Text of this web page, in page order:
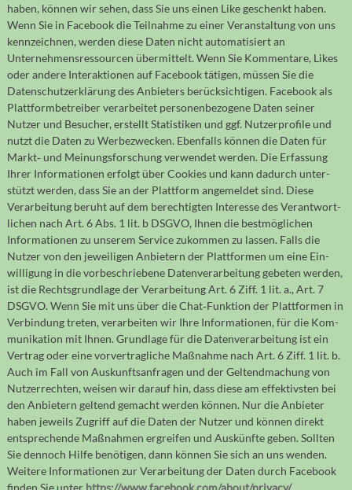
haben, können wir sehen, dass Sie uns einen Like geschenkt haben.
Wenn Sie in Facebook die Teil­nahme zu einer Ver­anstaltung von uns
kenn­zeichnen, werden diese Daten nicht auto­ma­tisiert an
Unternehmens­ressourcen übermittelt. Wenn Sie Kommen­tare, Likes
oder andere Inter­aktionen auf Facebook tätigen, müssen Sie die
Daten­schutz­erklärung des Anbieters berück­sichtigen. Facebook als
Platt­form­be­treiber verar­beitet personen­bezogene Daten seiner
Nutzer und Besucher, erstellt Statis­tiken und ggf. Nutzer­profile und
nutzt die Daten zu Werbe­zwecken. Eben­falls können die Daten für
Markt‐ und Meinungs­forschung ver­wen­det werden. Die Erfassung
Ihrer Infor­ma­tionen erfolgt über Cookies und kann da­durch unter­
stützt werden, dass Sie an der Platt­form ange­meldet sind. Diese
Verar­beitung beruht auf dem berech­tigten Interesse des Verant­wort­
lichen nach Art. 6 Abs. 1 lit. b DSGVO, Ihnen die best­möglichen
Informa­tionen zu unserem Service zu­kommen zu lassen. Falls die
Nutzer von den jewei­ligen Anbietern der Platt­formen um eine Ein­
willigung in die vorbe­schriebene Daten­verar­beitung ge­beten werden,
ist die Rechts­grundlage der Verar­bei­tung Art. 6 Ziff. 1 lit. a., Art. 7
DSGVO. Wenn Sie mit uns über die Chat‐Funktion der Platt­formen in
Verbin­dung treten, verar­beiten wir Ihre Infor­ma­tionen, für die Kom­
mu­ni­kation mit Ihnen. Grundlage für die Daten­ver­arbeitung ist ein
Vertrag oder eine vor­ver­trag­liche Maßnahme nach Art. 6 Ziff. 1 lit. b.
Auch im Fall von Aus­kunfts­an­fragen und der Geltend­machung von
Nutzer­rechten, weisen wir darauf hin, dass diese am effek­tivsten bei
den Anbietern geltend ge­macht werden können. Nur die Anbieter
haben jeweils Zugriff auf die Daten der Nutzer und können direkt
ent­sprechende Maß­nahmen er­greifen und Aus­künfte geben. Sollten
Sie den­noch Hilfe benö­tigen, dann können Sie sich an uns wenden.
Weitere Infor­ma­tionen zur Verar­beitung der Daten durch Facebook